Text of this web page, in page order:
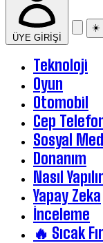
ÜYE GİRİŞİ
☀️
Teknoloji
Oyun
Otomobil
Cep
Sosyal
Donanım
Nasıl
Yapay Zeka
İnceleme
🔥 Sıcak